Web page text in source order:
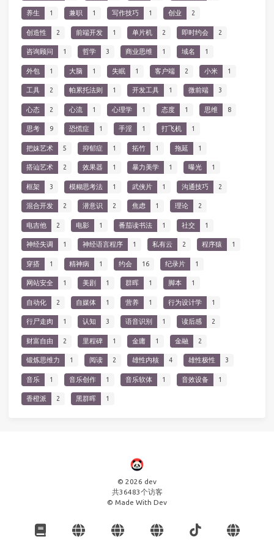
养生 1 兼职 1 写作技巧 1 创业 2
创造性 2 前端开发 1 单片机 2 即时约会 2
咨询顾问 1 哲学 3 商业思维 1 域名 1
外包 1 大脑 1 失眠 1 客户端 2 小米 1
工具 2 帕累托法则 1 开发工具 1 微前端 3
心态 2 心流 1 心理学 1 态度 1 思维 8
思考 9 恐慌症 1 手淫 1 打飞机 1
把妹艺术 5 抑郁症 1 拓竹 1 拖延 1
搭讪艺术 2 效果器 1 暴力美学 1 曝光 1
框架 3 模糊思考法 1 武侠片 1 沟通技巧 2
混合开发 2 潜意识 2 焦虑 1 理论 2
电吉他 2 电影 1 番茄读书法 1 社交 1
神经失调 1 神经语言程序 1 私有云 2 程序猿 1
穿搭 1 精神病 1 约会 16 纪录片 1
网站安全 1 美剧 1 群晖 1 脚本 1
自动化 2 自媒体 1 营养 1 行为设计学 1
行尸走肉 1 认知 3 语音识别 1 读后感 2
财富自由 2 里程碑 1 金庸 1 金融 2
锻炼思维力 1 阅读 2 雄性内核 4 雄性极性 3
音乐 1 音乐创作 1 音乐软体 1 音效设备 1
香橙派 2 黑群晖 1
© 2026 dev
共36483个访客
© Made With Dev